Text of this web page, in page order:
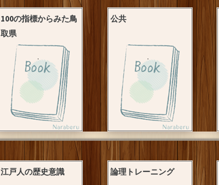
100の指標からみた鳥
取県
公共
江戸人の歴史意識 論理トレーニング